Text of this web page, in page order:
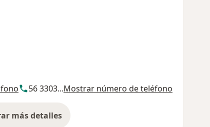
56 3303...Mostrar número de teléfono
más detalles
sobre la dirección